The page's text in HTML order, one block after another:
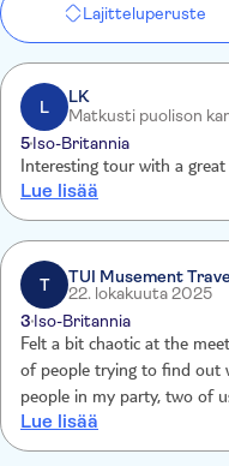
Lajitteluperuste
L
LK
Matkusti puolison
5Iso-Britannia
Interesting tour with a
Lue lisää
T
TUI Musement
22. lokakuuta 2025
3 Iso-Britannia
Felt a bit chaotic at the
of people trying to find out which guide to join. Out
people in my party, two of
equipment (used to listen to
Lue lisää